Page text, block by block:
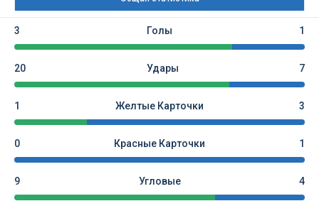
3 Голы 1
20 Удары 7
1 Желтые Карточки 3
0 Красные Карточки 1
9 Угловые 4